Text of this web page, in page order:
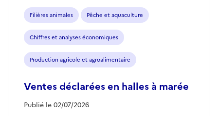
publications
Filières animales Pêche et aquaculture
Chiffres et analyses économiques
Production agricole et agroalimentaire
Ventes déclarées en halles à marée
Publié le 02/07/2026